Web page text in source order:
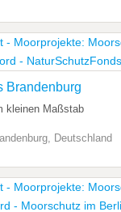
Brandenburg
kleinen Maßstab
Deutschland